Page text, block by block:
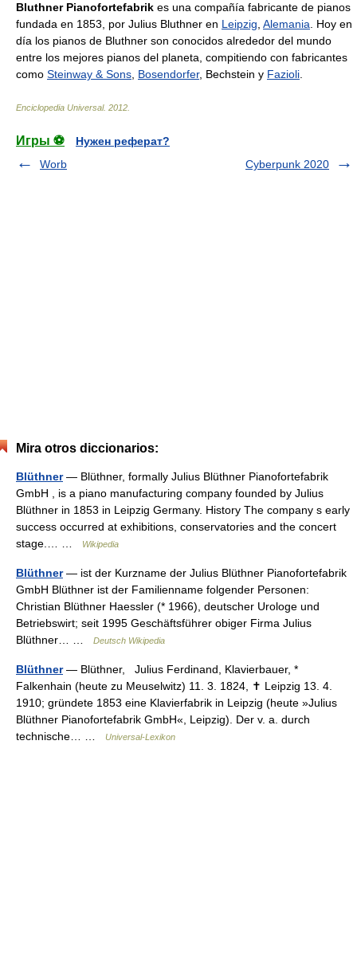
Bluthner Pianofortefabrik es una compañía fabricante de pianos
fundada en 1853, por Julius Bluthner en Leipzig Alemania . Hoy en
día los pianos de Bluthner son conocidos alrededor del mundo
entre los mejores pianos del planeta, compitiendo con fabricantes
como Steinway & Sons Bosendorfer, Bechstein y Fazioli
Enciclopedia Universal. 2012
Игры ⚽
Нужен реферат?
Worb
Cyberpunk 2020
Mira otros diccionarios:
Blüthner— Blüthner, formally Julius Blüthner Pianofortefabrik
GmbH , is a piano manufacturing company founded by Julius
Blüthner in 1853 in Leipzig Germany. History The company s early
success occurred at exhibitions, conservatories and the concert
stage.… …
Wikipedia
Blüthner— ist der Kurzname der Julius Blüthner Pianofortefabrik
GmbH Blüthner ist der Familienname folgender Personen:
Christian Blüthner Haessler (* 1966), deutscher Urologe und
Betriebswirt; seit 1995 Geschäftsführer obiger Firma Julius
Blüthner… …
Deutsch Wikipedia
Blüthner— Blüthner, Julius Ferdinand, Klavierbauer, *
Falkenhain (heute zu Meuselwitz) 11. 3. 1824, ✝ Leipzig 13. 4.
1910; gründete 1853 eine Klavierfabrik in Leipzig (heute »Julius
Blüthner Pianofortefabrik GmbH«, Leipzig). Der v. a. durch
technische… …
Universal-Lexikon